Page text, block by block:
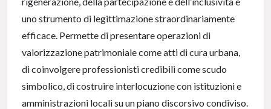
uno strumento di legittimazione straordinariamente
efficace. Permette di presentare operazioni di
valorizzazione patrimoniale come atti di cura urbana,
di coinvolgere professionisti credibili come scudo
simbolico, di costruire interlocuzione con istituzioni e
amministrazioni locali su un piano discorsivo condiviso.